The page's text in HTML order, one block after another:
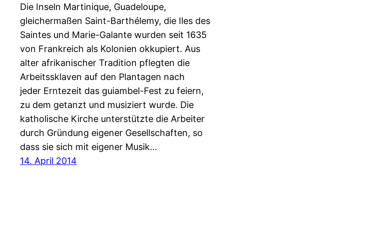
Die Inseln Martinique, Guadeloupe,
gleichermaßen Saint-Barthélemy, die Iles des
Saintes und Marie-Galante wurden seit 1635
von Frankreich als Kolonien okkupiert. Aus
alter afrikanischer Tradition pflegten die
Arbeitssklaven auf den Plantagen nach
jeder Erntezeit das guiambel-Fest zu feiern,
zu dem getanzt und musiziert wurde. Die
katholische Kirche unterstützte die Arbeiter
durch Gründung eigener Gesellschaften, so
dass sie sich mit eigener Musik…
14. April 2014